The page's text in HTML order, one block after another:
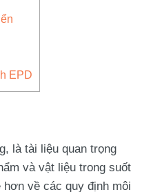
EPD
là tài liệu quan trọng
và vật liệu trong suốt
về các quy định môi